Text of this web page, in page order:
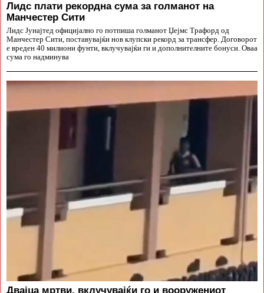
Лидс плати рекордна сума за голманот на
Манчестер Сити
Лидс Јунајтед официјално го потпиша голманот Џејмс Трафорд од
Манчестер Сити, поставувајќи нов клупски рекорд за трансфер. Договорот
е вреден 40 милиони фунти, вклучувајќи ги и дополнителните бонуси. Оваа
сума го надминува
Двајца мртви, вклучувајќи го и вооружениот